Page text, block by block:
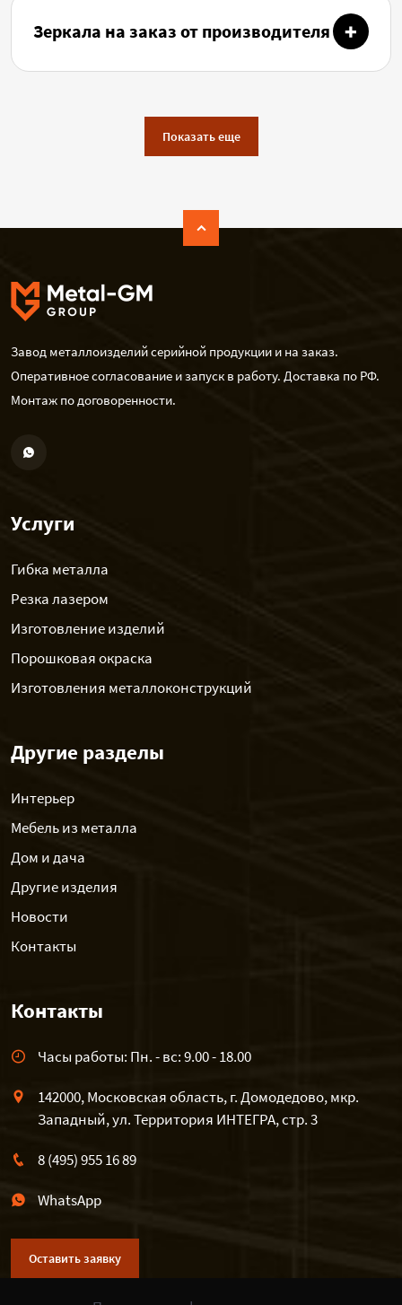
Зеркала на заказ от производителя
Показать еще
Завод металлоизделий серийной продукции и на заказ.
Оперативное согласование и запуск в работу. Доставка по РФ.
Монтаж по договоренности.
Услуги
Гибка металла
Резка лазером
Изготовление изделий
Порошковая окраска
Изготовления металлоконструкций
Другие разделы
Интерьер
Мебель из металла
Дом и дача
Другие изделия
Новости
Контакты
Контакты
Часы работы: Пн. - вс: 9.00 - 18.00
142000, Московская область, г. Домодедово, мкр.
Западный, ул. Территория ИНТЕГРА, стр. 3
8 (495) 955 16 89
WhatsApp
Оставить заявку